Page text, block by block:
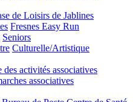
de Loisirs de Jablines
Fresnes Easy Run
Seniors
Culturelle/Artistique
des activités associatives
associatives